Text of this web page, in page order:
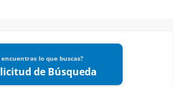
encuentras lo que buscas?
de Búsqueda